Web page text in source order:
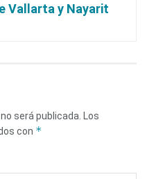
Vallarta y Nayarit
será publicada.
Los
con *